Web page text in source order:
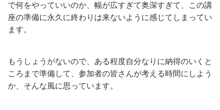
で何をやっていいのか、幅が広すぎて奥深すぎて、この講
座の準備に永久に終わりは来ないように感じてしまってい
ます。
もうしょうがないので、ある程度自分なりに納得のいくと
ころまで準備して、参加者の皆さんが考える時間にしよう
か、そんな風に思っています。